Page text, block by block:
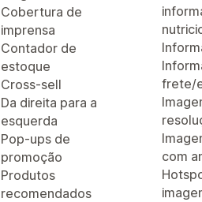
Cobertura de
imprensa
Contador de
estoque
Cross-sell
Da direita para a
esquerda
Pop-ups de
promoção
Produtos
recomendados
frete/
com